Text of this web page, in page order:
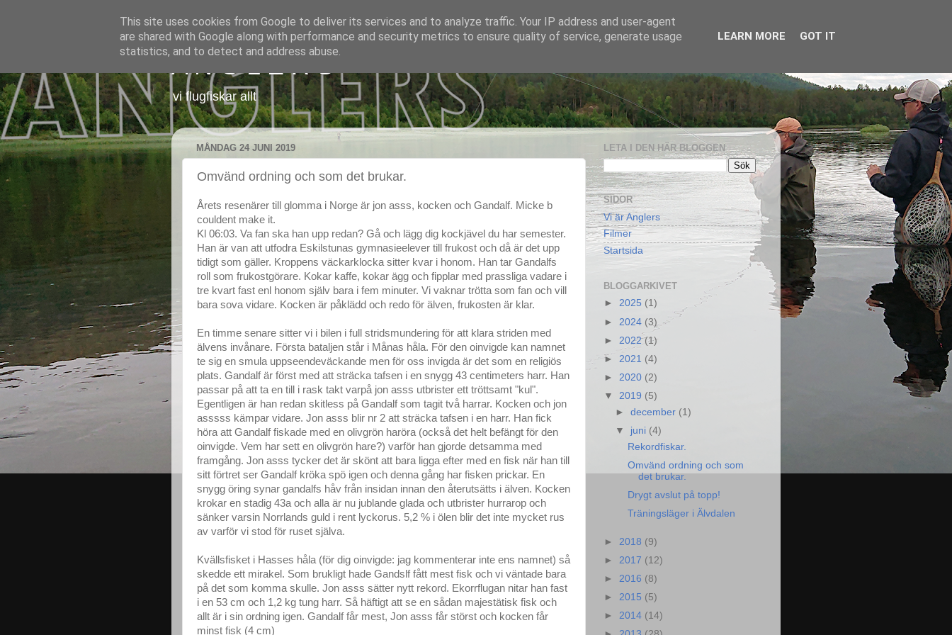
A N G L E R S
vi flugfiskar allt
MÅNDAG 24 JUNI 2019
Omvänd ordning och som det brukar.
Årets resenärer till glomma i Norge är jon asss, kocken och Gandalf. Micke b
couldent make it.
Kl 06:03. Va fan ska han upp redan? Gå och lägg dig kockjävel du har semester.
Han är van att utfodra Eskilstunas gymnasieelever till frukost och då är det upp
tidigt som gäller. Kroppens väckarklocka sitter kvar i honom. Han tar Gandalfs
roll som frukostgörare. Kokar kaffe, kokar ägg och fipplar med prassliga vadare i
tre kvart fast enl honom själv bara i fem minuter. Vi vaknar trötta som fan och vill
bara sova vidare. Kocken är påklädd och redo för älven, frukosten är klar.
En timme senare sitter vi i bilen i full stridsmundering för att klara striden med
älvens invånare. Första bataljen står i Månas håla. För den oinvigde kan namnet
te sig en smula uppseendeväckande men för oss invigda är det som en religiös
plats. Gandalf är först med att sträcka tafsen i en snygg 43 centimeters harr. Han
passar på att ta en till i rask takt varpå jon asss utbrister ett tröttsamt "kul".
Egentligen är han redan skitless på Gandalf som tagit två harrar. Kocken och jon
asssss kämpar vidare. Jon asss blir nr 2 att sträcka tafsen i en harr. Han fick
höra att Gandalf fiskade med en olivgrön haröra (också det helt befängt för den
oinvigde. Vem har sett en olivgrön hare?) varför han gjorde detsamma med
framgång. Jon asss tycker det är skönt att bara ligga efter med en fisk när han till
sitt förtret ser Gandalf kröka spö igen och denna gång har fisken prickar. En
snygg öring synar gandalfs håv från insidan innan den återutsätts i älven. Kocken
krokar en stadig 43a och alla är nu jublande glada och utbrister hurrarop och
sänker varsin Norrlands guld i rent lyckorus. 5,2 % i ölen blir det inte mycket rus
av varför vi stod för ruset själva.
Kvällsfisket i Hasses håla (för dig oinvigde: jag kommenterar inte ens namnet) så
skedde ett mirakel. Som brukligt hade Gandslf fått mest fisk och vi väntade bara
på det som komma skulle. Jon asss sätter nytt rekord. Ekorrflugan nitar han fast
i en 53 cm och 1,2 kg tung harr. Så häftigt att se en sådan majestätisk fisk och
allt är i sin ordning igen. Gandalf får mest, Jon asss får störst och kocken får
minst fisk (4 cm)
LETA I DEN HÄR BLOGGEN
SIDOR
Vi är Anglers
Filmer
Startsida
BLOGGARKIVET
► 2025 (1)
► 2024 (3)
► 2022(1)
► 2021 (4)
► 2020 (2)
▼ 2019 (5)
►december (1)
▼ juni (4)
Rekordfiskar.
Omvänd ordning och som
det brukar.
Drygt avslut på topp!
Träningsläger i Älvdalen
► 2018 (9)
► 2017 (12)
► 2016 (8)
► 2015 (5)
► 2014 (14)
This site uses cookies from Google to deliver its services and to analyze traffic. Your IP address and user-agent
are shared with Google along with performance and security metrics to ensure quality of service, generate usage
statistics, and to detect and address abuse.
LEARN MORE GOT IT